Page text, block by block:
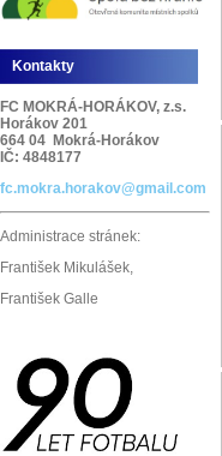
Kontakty
FC MOKRÁ-HORÁKOV, z.s.
Horákov 201
664 04 Mokrá-Horákov
IČ: 4848177
fc.mokra.horakov@gmail.com
Administrace stránek:
František Mikulášek,
František Galle